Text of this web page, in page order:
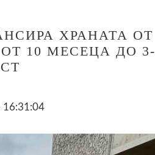
ХРАНАТА ОТ
10 МЕСЕЦА ДО 3-
16:31:04